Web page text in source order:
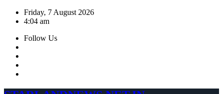
Skip
Friday, 7 August 2026
4:04 am
Follow Us